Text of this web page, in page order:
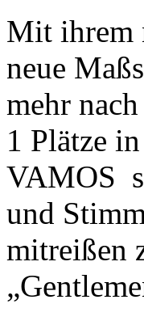
Mit ihrem
neue
mehr
1 Plätze
VAMOS
und
mitreißen